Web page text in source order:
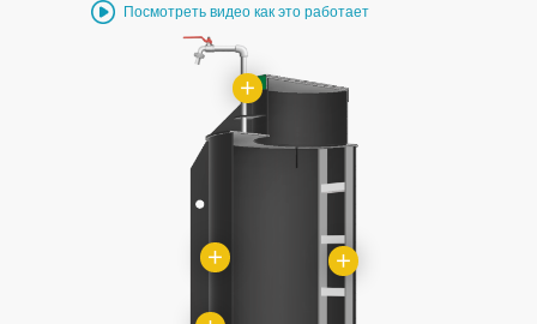
Посмотреть видео как это работает